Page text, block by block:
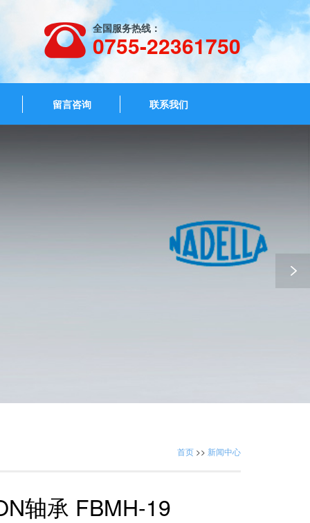
全国服务热线：
0755-22361750
留言咨询 联系我们
首页>> 新闻中心
轴承 FBMH-19